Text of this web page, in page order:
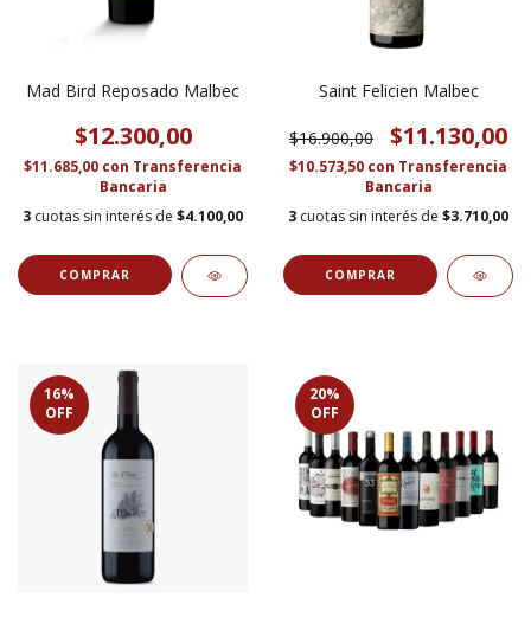
Mad Bird Reposado Malbec
$12.300,00
$11.685,00 con Transferencia
Bancaria
3 cuotas sin interés de $4.100,00
Saint Felicien Malbec
$16.900,00 $11.130,00
$10.573,50 con Transferencia
Bancaria
3 cuotas sin interés de $3.710,00
16%
OFF
20%
OFF